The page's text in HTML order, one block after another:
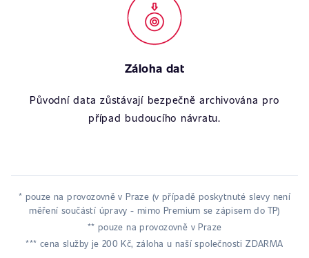
Záloha dat
Původní data zůstávají bezpečně archivována pro
případ budoucího návratu.
* pouze na provozovně v Praze (v případě poskytnuté slevy není
měření součástí úpravy - mimo Premium se zápisem do TP)
** pouze na provozovně v Praze
*** cena služby je 200 Kč, záloha u naší společnosti ZDARMA